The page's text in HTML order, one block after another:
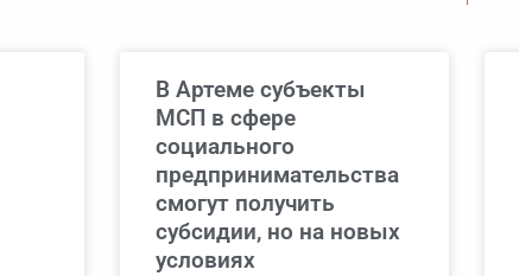
В Артеме субъекты
МСП в сфере
социального
предпринимательства
смогут получить
субсидии, но на новых
условиях